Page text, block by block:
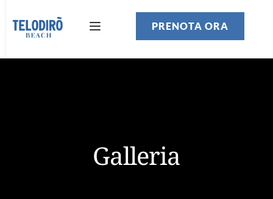
PRENOTA ORA
Galleria